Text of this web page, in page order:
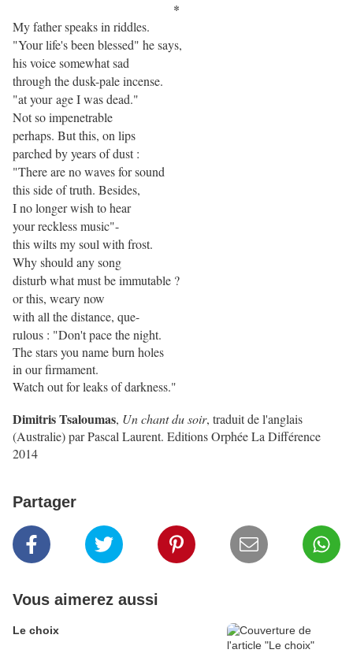
*
My father speaks in riddles.
"Your life's been blessed" he says,
his voice somewhat sad
through the dusk-pale incense.
"at your age I was dead."
Not so impenetrable
perhaps. But this, on lips
parched by years of dust :
"There are no waves for sound
this side of truth. Besides,
I no longer wish to hear
your reckless music"-
this wilts my soul with frost.
Why should any song
disturb what must be immutable ?
or this, weary now
with all the distance, que-
rulous : "Don't pace the night.
The stars you name burn holes
in our firmament.
Watch out for leaks of darkness."
Dimitris Tsaloumas, Un chant du soir, traduit de l'anglais
(Australie) par Pascal Laurent. Editions Orphée La Différence
2014
Partager
Vous aimerez aussi
Le choix